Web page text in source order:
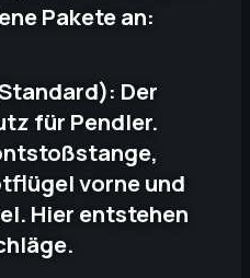
Pakete an:
Der
für Pendler.
vorne und
Hier entstehen